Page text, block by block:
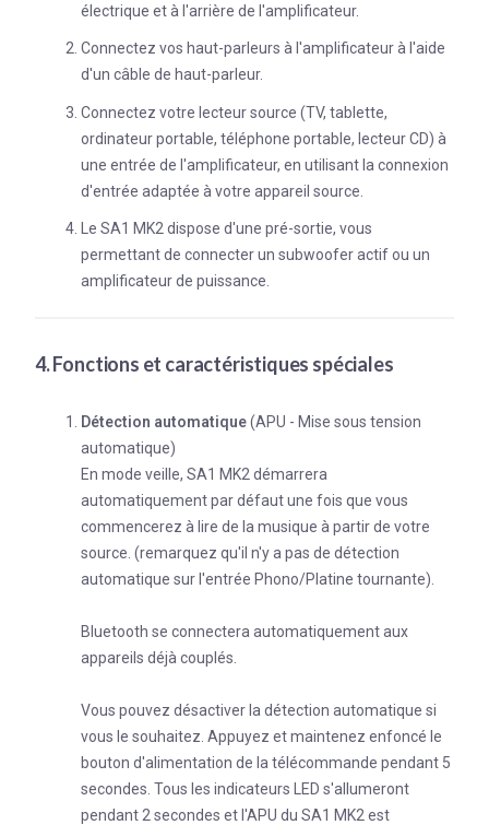
électrique et à l'arrière de l'amplificateur.
Connectez vos haut-parleurs à l'amplificateur à l'aide
d'un câble de haut-parleur.
Connectez votre lecteur source (TV, tablette,
ordinateur portable, téléphone portable, lecteur CD) à
une entrée de l'amplificateur, en utilisant la connexion
d'entrée adaptée à votre appareil source.
Le SA1 MK2 dispose d'une pré-sortie, vous
permettant de connecter un subwoofer actif ou un
amplificateur de puissance.
4. Fonctions et caractéristiques spéciales
Détection automatique(APU - Mise sous tension
automatique)
En mode veille, SA1 MK2 démarrera
automatiquement par défaut une fois que vous
commencerez à lire de la musique à partir de votre
source. (remarquez qu'il n'y a pas de détection
automatique sur l'entrée Phono/Platine tournante).
Bluetooth se connectera automatiquement aux
appareils déjà couplés.
Vous pouvez désactiver la détection automatique si
vous le souhaitez. Appuyez et maintenez enfoncé le
bouton d'alimentation de la télécommande pendant 5
secondes. Tous les indicateurs LED s'allumeront
pendant 2 secondes et l'APU du SA1 MK2 est